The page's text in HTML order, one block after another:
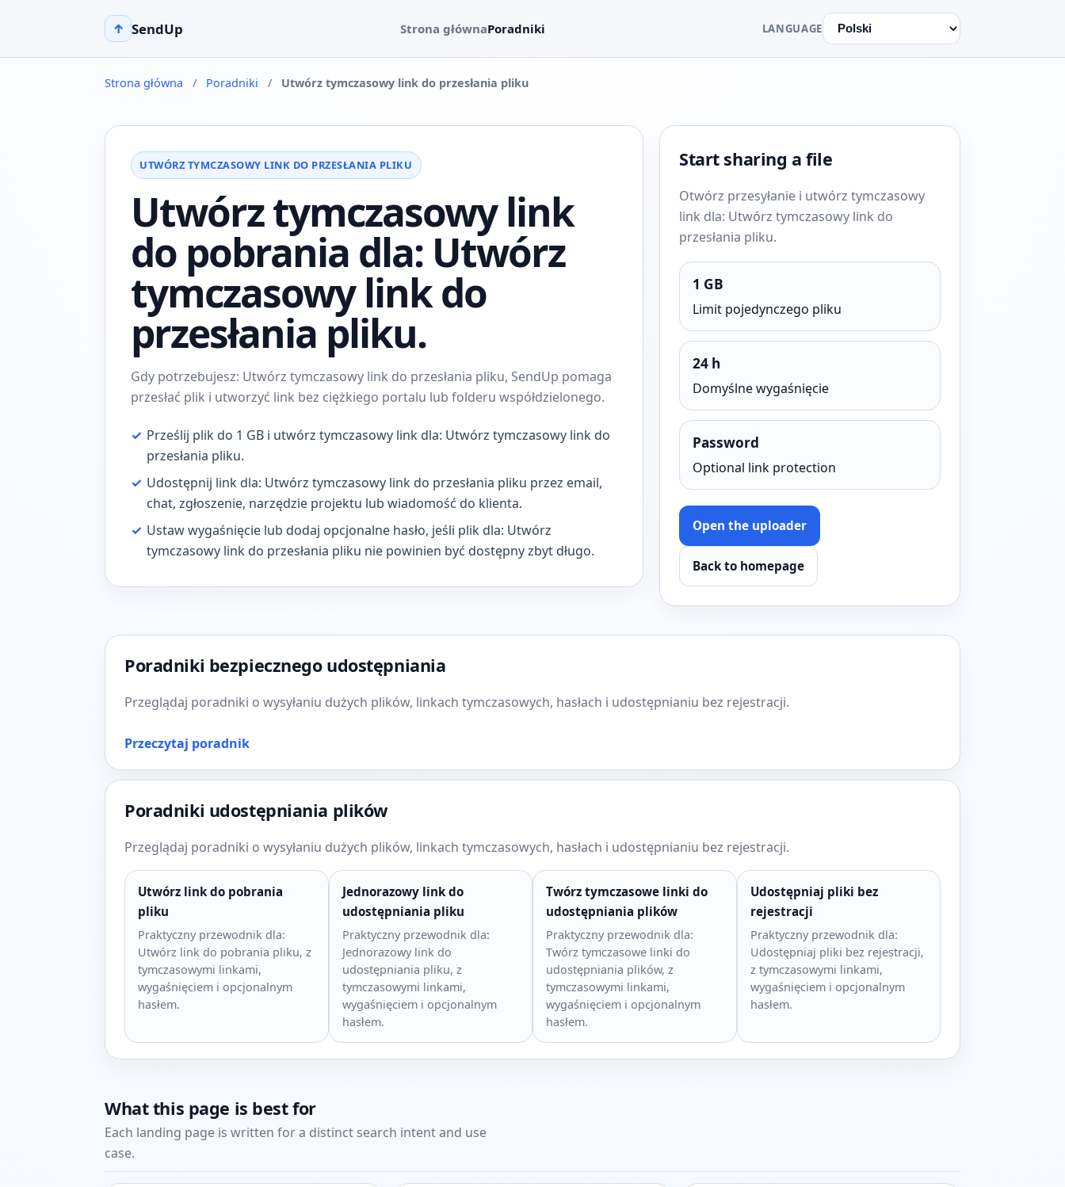
↑ SendUp Strona głównaPoradniki LANGUAGE
Strona główna / Poradniki / Utwórz tymczasowy link do przesłania pliku
UTWÓRZ TYMCZASOWY LINK DO PRZESŁANIA PLIKU
Utwórz tymczasowy link
do pobrania dla: Utwórz
tymczasowy link do
przesłania pliku.
Gdy potrzebujesz: Utwórz tymczasowy link do przesłania pliku, SendUp pomaga
przesłać plik i utworzyć link bez ciężkiego portalu lub folderu współdzielonego.
✓ Prześlij plik do 1 GB i utwórz tymczasowy link dla: Utwórz tymczasowy link do
przesłania pliku.
✓ Udostępnij link dla: Utwórz tymczasowy link do przesłania pliku przez email,
chat, zgłoszenie, narzędzie projektu lub wiadomość do klienta.
✓ Ustaw wygaśnięcie lub dodaj opcjonalne hasło, jeśli plik dla: Utwórz
tymczasowy link do przesłania pliku nie powinien być dostępny zbyt długo.
Start sharing a file
Otwórz przesyłanie i utwórz tymczasowy
link dla: Utwórz tymczasowy link do
przesłania pliku.
1 GB
Limit pojedynczego pliku
24 h
Domyślne wygaśnięcie
Password
Optional link protection
Open the uploader
Back to homepage
Poradniki bezpiecznego udostępniania
Przeglądaj poradniki o wysyłaniu dużych plików, linkach tymczasowych, hasłach i udostępnianiu bez rejestracji.
Przeczytaj poradnik
Poradniki udostępniania plików
Przeglądaj poradniki o wysyłaniu dużych plików, linkach tymczasowych, hasłach i udostępnianiu bez rejestracji.
Utwórz link do pobrania
pliku
Praktyczny przewodnik dla:
Utwórz link do pobrania pliku, z
tymczasowymi linkami,
wygaśnięciem i opcjonalnym
hasłem.
Jednorazowy link do
udostępniania pliku
Praktyczny przewodnik dla:
Jednorazowy link do
udostępniania pliku, z
tymczasowymi linkami,
wygaśnięciem i opcjonalnym
hasłem.
Twórz tymczasowe linki do
udostępniania plików
Praktyczny przewodnik dla:
Twórz tymczasowe linki do
udostępniania plików, z
tymczasowymi linkami,
wygaśnięciem i opcjonalnym
hasłem.
Udostępniaj pliki bez
rejestracji
Praktyczny przewodnik dla:
Udostępniaj pliki bez rejestracji,
z tymczasowymi linkami,
wygaśnięciem i opcjonalnym
hasłem.
What this page is best for
Each landing page is written for a distinct search intent and use
case.